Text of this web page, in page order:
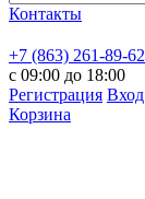
Контакты
+7 (863) 261-89-62
с 09:00 до 18:00
Регистрация Вход
Корзина